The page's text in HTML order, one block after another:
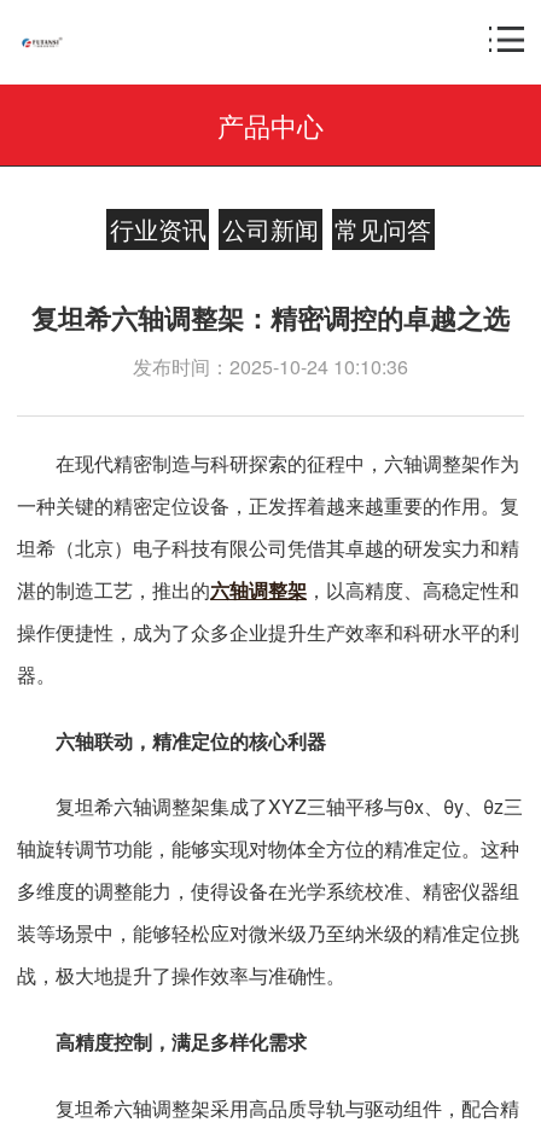
产品中心
行业资讯 公司新闻 常见问答
复坦希六轴调整架：精密调控的卓越之选
发布时间：2025-10-24 10:10:36
在现代精密制造与科研探索的征程中，六轴调整架作为
一种关键的精密定位设备，正发挥着越来越重要的作用。复
坦希（北京）电子科技有限公司凭借其卓越的研发实力和精
湛的制造工艺，推出的六轴调整架 ，以高精度、高稳定性和
操作便捷性，成为了众多企业提升生产效率和科研水平的利
器。
六轴联动，精准定位的核心利器
复坦希六轴调整架集成了XYZ三轴平移与θx、θy、θz三
轴旋转调节功能，能够实现对物体全方位的精准定位。这种
多维度的调整能力，使得设备在光学系统校准、精密仪器组
装等场景中，能够轻松应对微米级乃至纳米级的精准定位挑
战，极大地提升了操作效率与准确性。
高精度控制，满足多样化需求
复坦希六轴调整架采用高品质导轨与驱动组件，配合精